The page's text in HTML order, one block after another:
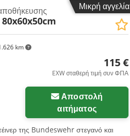
Μικρή αγγελία
km
80x60x50cm
115 €
EXW σταθερή τιμή συν ΦΠΑ
Αποστολή
αιτήματος
της Bundeswehr στεγανό και